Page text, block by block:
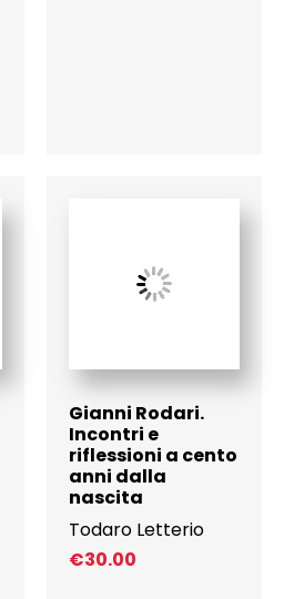
Gianni Rodari.
Incontri e
riflessioni a cento
anni dalla
nascita
Todaro Letterio
€30.00